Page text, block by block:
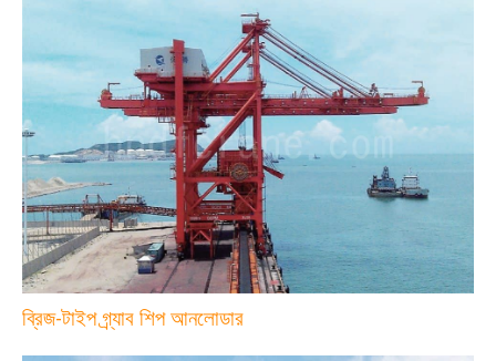
ব্রিজ-টাইপ গ্র্যাব শিপ আনলোডার